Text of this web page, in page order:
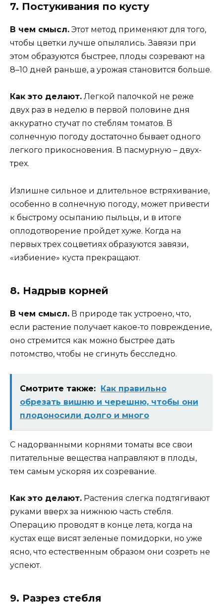
7. Постукивания по кусту
В чем смысл. Этот метод применяют для того,
чтобы цветки лучше опылялись. Завязи при
этом образуются быстрее, плоды созревают на
8–10 дней раньше, а урожая становится больше.
Как это делают. Легкой палочкой не реже
двух раз в неделю в первой половине дня
аккуратно стучат по стеблям томатов. В
солнечную погоду достаточно бывает одного
легкого прикосновения. В пасмурную – двух-
трех.
Излишне сильное и длительное встряхивание,
особенно в солнечную погоду, может привести
к быстрому осыпанию пыльцы, и в итоге
оплодотворение пройдет хуже. Когда на
первых трех соцветиях образуются завязи,
«избиение» куста прекращают.
8. Надрыв корней
В чем смысл. В природе так устроено, что,
если растение получает какое-то повреждение,
оно стремится как можно быстрее дать
потомство, чтобы не сгинуть бесследно.
Смотрите также: Как правильно
обрезать вишню и черешню, чтобы они
плодоносили долго и много
С надорванными корнями томаты все свои
питательные вещества направляют в плоды,
тем самым ускоряя их созревание.
Как это делают. Растения слегка подтягивают
руками вверх за нижнюю часть стебля.
Операцию проводят в конце лета, когда на
кустах еще висят зеленые помидорки, но уже
ясно, что естественным образом они созреть не
успеют.
9. Разрез стебля